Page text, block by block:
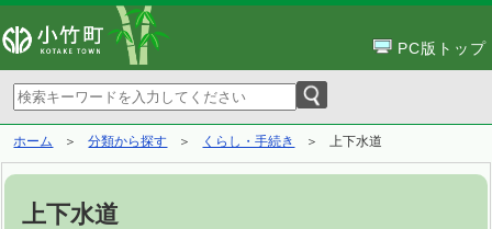
PC版トップ
ホーム 分類から探す くらし・手続き 上下水道
上下水道